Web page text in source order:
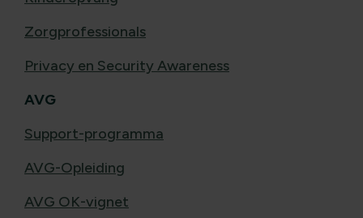
Zorgprofessionals
Privacy en Security Awareness
AVG
Support-programma
AVG-Opleiding
AVG OK-vignet